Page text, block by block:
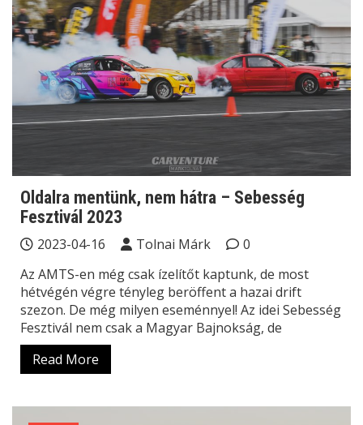
Oldalra mentünk, nem hátra – Sebesség
Fesztivál 2023
2023-04-16 Tolnai Márk
0
Az AMTS-en még csak ízelítőt kaptunk, de most
hétvégén végre tényleg beröffent a hazai drift
szezon. De még milyen eseménnyel! Az idei Sebesség
Fesztivál nem csak a Magyar Bajnokság, de
Read More